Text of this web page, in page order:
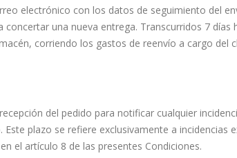
electrónico con los datos de seguimiento del
una nueva entrega. Transcurridos 7
corriendo los gastos de reenvío a cargo del
del pedido para notificar cualquier
plazo se refiere exclusivamente a
el artículo 8 de las presentes Condiciones.